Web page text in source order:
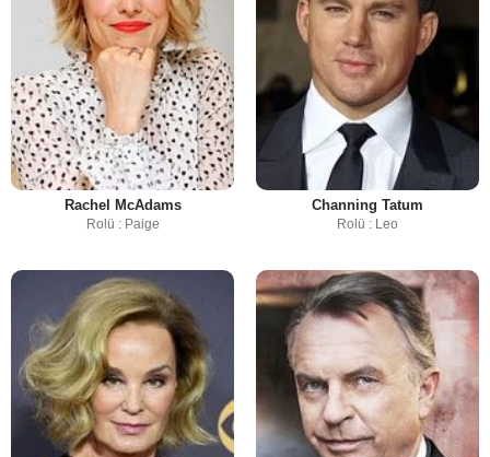
Rachel McAdams
Rolü : Paige
Channing Tatum
Rolü : Leo